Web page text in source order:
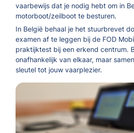
vaarbewijs dat je nodig hebt om in
motorboot/zeilboot te besturen.
In België behaal je het stuurbrevet
examen af te leggen bij de FOD
praktijktest bij een erkend centrum.
onafhankelijk van elkaar, maar
sleutel tot jouw vaarplezier.